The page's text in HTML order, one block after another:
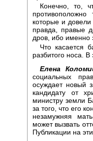
Конечно, то,
которые и
правда, правые
дров, ибо именно
Что касается
разбитого носа.
Елена
социальных
осуждает новый
кандидату от
министру земли
за того, что его
незамужняя
может вызвать
Публикации на